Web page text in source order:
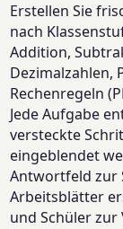
Erstellen Sie
nach
Addition,
Dezimalzahlen,
Rechenregeln
Jede Aufgabe
versteckte
eingeblendet
Antwortfeld zur
Arbeitsblätter
und Schüler